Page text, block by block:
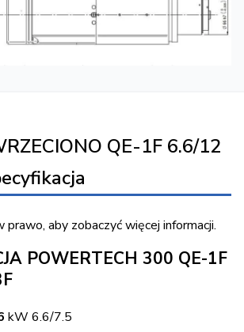
QE-1F 6.6/12
prawo, aby zobaczyć więcej informacji.
POWERTECH 300 QE-1F
kW 6.6/7.5